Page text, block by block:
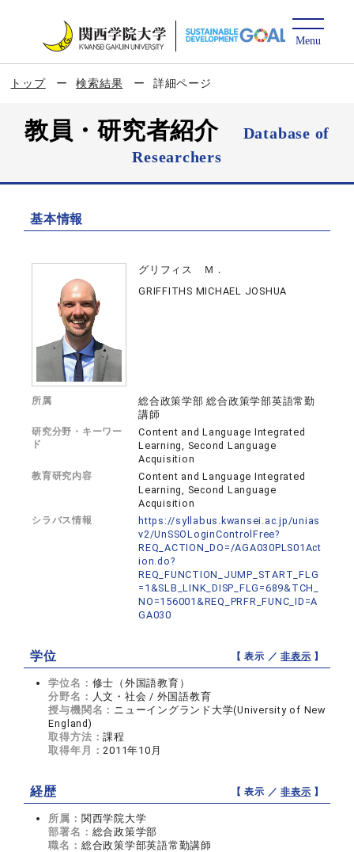
トップ 検索結果 詳細ページ
教員・研究者紹介
Database of
Researchers
基本情報
グリフィス Ｍ．
GRIFFITHS MICHAEL JOSHUA
所属
総合政策学部 総合政策学部英語常勤
講師
研究分野・キーワー
ド
Content and Language Integrated
Learning, Second Language
Acquisition
教育研究内容
Content and Language Integrated
Learning, Second Language
Acquisition
シラバス情報
https://syllabus.kwansei.ac.jp/unias
v2/UnSSOLoginControlFree?
REQ_ACTION_DO=/AGA030PLS01Act
ion.do?
REQ_FUNCTION_JUMP_START_FLG
=1&SLB_LINK_DISP_FLG=689&TCH_
NO=156001&REQ_PRFR_FUNC_ID=A
GA030
学位 【 表示 ／非表示 】
学位名： 修士（外国語教育）
分野名： 人文・社会 / 外国語教育
授与機関名： ニューイングランド大学(University of New
England)
取得方法：課程
取得年月：2011年10月
経歴 【 表示 ／非表示 】
所属： 関西学院大学
部署名： 総合政策学部
職名： 総合政策学部英語常勤講師